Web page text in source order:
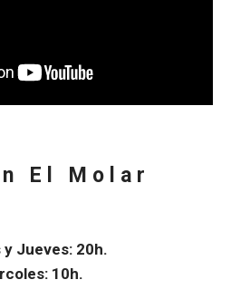
El Molar
Jueves: 20h.
10h.